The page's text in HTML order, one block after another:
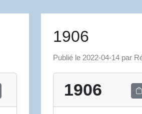
1906
Publié le 2022-04-14 par
1906